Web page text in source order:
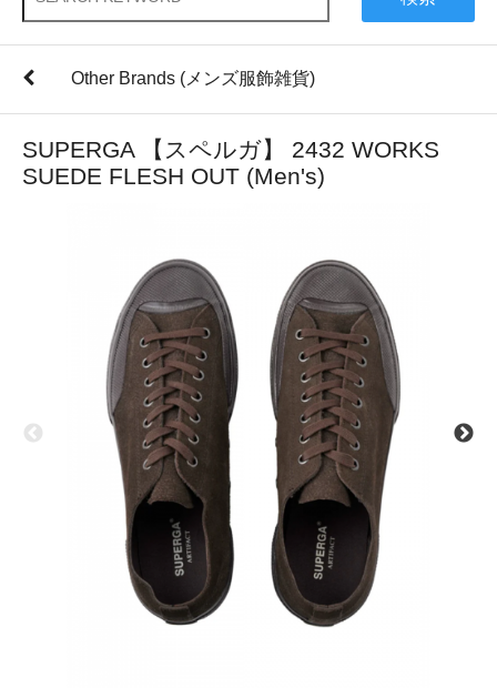
Other Brands (メンズ服飾雑貨)
SUPERGA 【スペルガ】 2432 WORKS
SUEDE FLESH OUT (Men's)